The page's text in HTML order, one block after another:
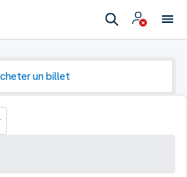
un billet